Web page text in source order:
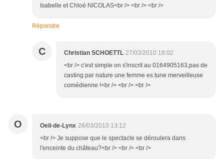
Isabelle et Chloé NICOLAS<br /> <br /> <br />
Répondre
C Christian SCHOETTL 27/03/2010 18:02
<br /> c'est simple on s'inscrit au 0164905163,pas de
casting par nature une femme es tune merveilleuse
comédienne !<br /> <br /> <br />
O Oeil-de-Lynx 26/03/2010 13:12
<br /> Je suppose que le spectacle se déroulera dans
l'enceinte du château?<br /> <br /> <br />